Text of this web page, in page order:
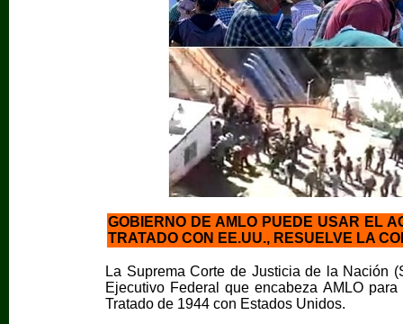
GOBIERNO DE AMLO PUEDE USAR EL
TRATADO CON EE.UU., RESUELVE LA
La Suprema Corte de Justicia de la Nación
Ejecutivo Federal que encabeza AMLO
Tratado de 1944 con Estados Unidos.